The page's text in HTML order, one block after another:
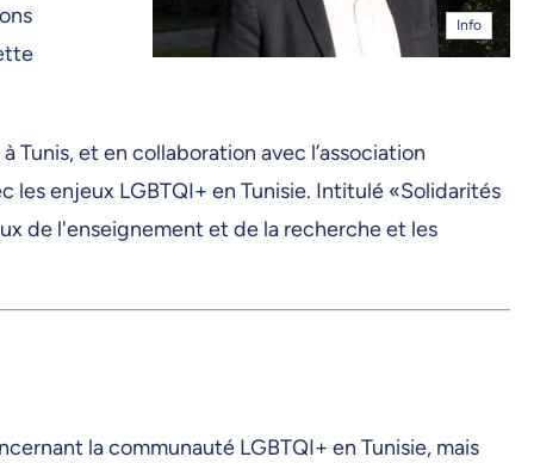
Info
et en collaboration avec l’association
enjeux LGBTQI+ en Tunisie. Intitulé «Solidarités
de l'enseignement et de la recherche et les
la communauté LGBTQI+ en Tunisie, mais